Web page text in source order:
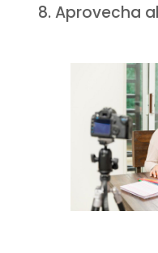
8. Aprovecha